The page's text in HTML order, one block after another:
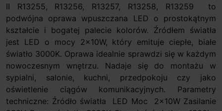
II R13255, R13256, R13257, R13258, R13259 to
podwójna oprawa wpuszczana LED o prostokątnym
kształcie i bogatej palecie kolorów. Źródłem światła
jest LED o mocy 2x10W, który emituje ciepłe, białe
światło 3000K. Oprawa idealnie sprawdzi się w każdym
nowoczesnym wnętrzu. Nadaje się do montażu w
sypialni, salonie, kuchni, przedpokoju czy jako
oświetlenie ciągów komunikacyjnych. Parametry
techniczne: Źródło światła LED Moc 2x10W Zasilanie